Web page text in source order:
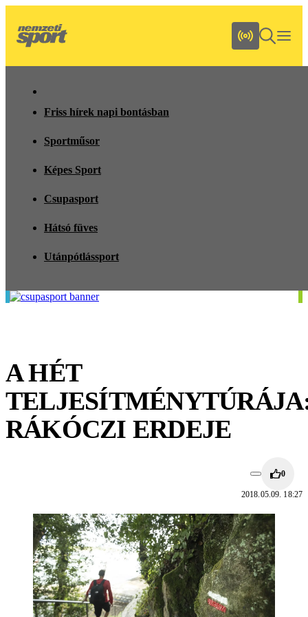
Friss hírek napi bontásban
Sportműsor
Képes Sport
Csupasport
Hátsó füves
Utánpótlássport
A HÉT
RÁKÓCZI ERDEJE
0
2018.05.09. 18:27